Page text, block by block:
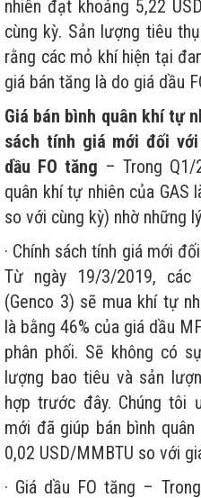
nhiên đạt khoảng 5,22
cùng kỳ. Sản lượng tiêu
rằng các mỏ khí hiện tại
giá bán tăng là do giá dầu
Giá bán bình quân khí tự
sách tính giá mới đối
dầu FO tăng – Trong
quân khí tự nhiên của GAS
so với cùng kỳ) nhờ những
· Chính sách tính giá mới
Từ ngày 19/3/2019, các
(Genco 3) sẽ mua khí tự
là bằng 46% của giá dầu
phân phối. Sẽ không có
lượng bao tiêu và sản
hợp trước đây. Chúng tôi
mới đã giúp bán bình
0,02 USD/MMBTU so với
· Giá dầu FO tăng –